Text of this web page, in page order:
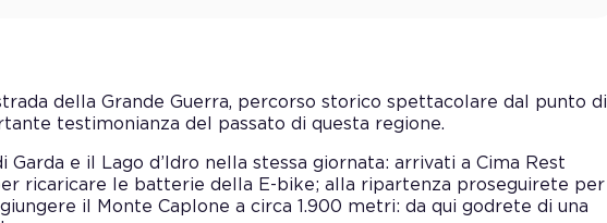
della Grande Guerra, percorso storico spettacolare dal punto di
testimonianza del passato di questa regione.
e il Lago d’Idro nella stessa giornata: arrivati a Cima Rest
ricaricare le batterie della E-bike; alla ripartenza proseguirete per
il Monte Caplone a circa 1.900 metri: da qui godrete di una